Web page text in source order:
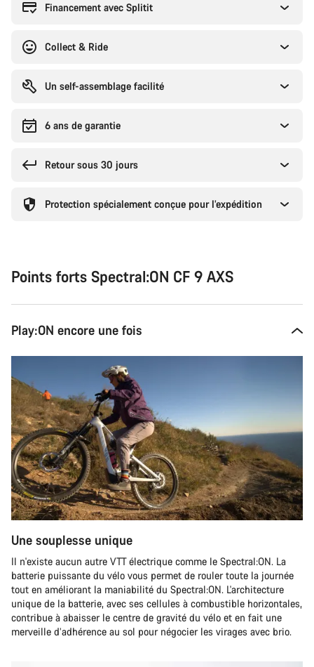
Financement avec Splitit
Collect & Ride
Un self-assemblage facilité
6 ans de garantie
Retour sous 30 jours
Protection spécialement conçue pour l’expédition
Points forts Spectral:ON CF 9 AXS
Play:ON encore une fois
Une souplesse unique
Il n'existe aucun autre VTT électrique comme le Spectral:ON. La
batterie puissante du vélo vous permet de rouler toute la journée
tout en améliorant la maniabilité du Spectral:ON. L'architecture
unique de la batterie, avec ses cellules à combustible horizontales,
contribue à abaisser le centre de gravité du vélo et en fait une
merveille d’adhérence au sol pour négocier les virages avec brio.